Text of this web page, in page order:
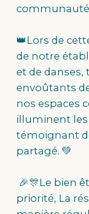
communauté
👑Lors de
de notre
et de danses,
envoûtants
nos espaces
illuminent les
témoignant
partagé. 💚
🎉🎊Le bien
priorité, La